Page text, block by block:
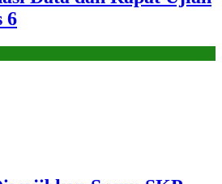
6